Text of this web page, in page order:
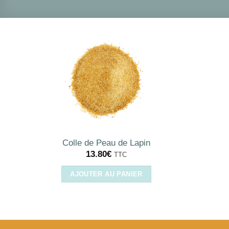
Colle de Peau de Lapin
13.80€ TTC
AJOUTER AU PANIER